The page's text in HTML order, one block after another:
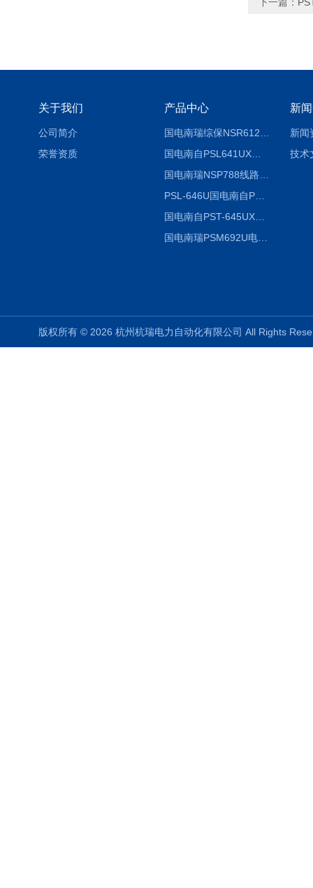
关于我们
公司简介
荣誉资质
产品中心
国电南自PSL641UX使用说明书
PSL-646U国电南自PSL646U综合保护装置
国电南自PST-645UX微机综保
国电南瑞PSM692U电动保护装置
新
新闻
技术
版权所有 © 2026 杭州杭瑞电力自动化有限公司 All Rights